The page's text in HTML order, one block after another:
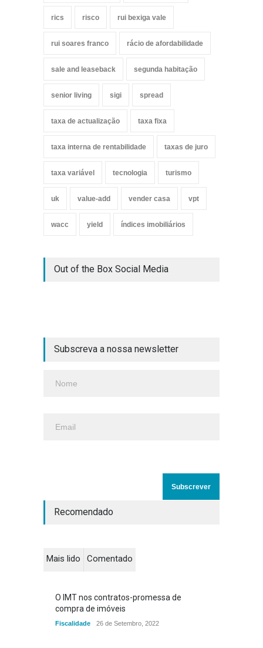
rics risco rui bexiga vale
rui soares franco rácio de afordabilidade
sale and leaseback segunda habitação
senior living sigi spread
taxa de actualização taxa fixa
taxa interna de rentabilidade taxas de juro
taxa variável tecnologia turismo
uk value-add vender casa vpt
wacc yield índices imobiliários
Out of the Box Social Media
Subscreva a nossa newsletter
Recomendado
Mais lido Comentado
O IMT nos contratos-promessa de
compra de imóveis
Fiscalidade 26 de Setembro, 2022